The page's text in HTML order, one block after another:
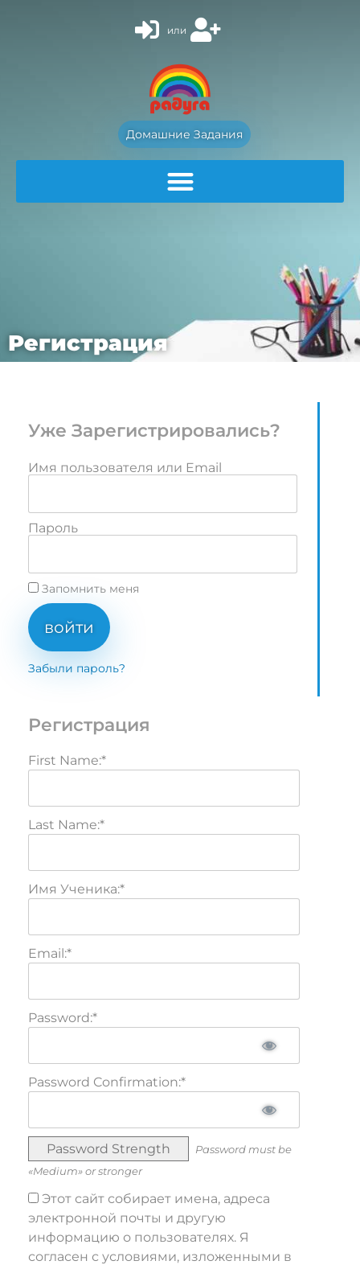
или
Домашние Задания
Регистрация
Уже Зарегистрировались?
Имя пользователя или Email
Пароль
Запомнить меня
войти
Забыли пароль?
Регистрация
First Name:*
Last Name:*
Имя Ученика:*
Email:*
Password:*
Password Confirmation:*
Password Strength
Password must be
«Medium» or stronger
Этот сайт собирает имена, адреса
электронной почты и другую
информацию о пользователях. Я
согласен с условиями, изложенными в